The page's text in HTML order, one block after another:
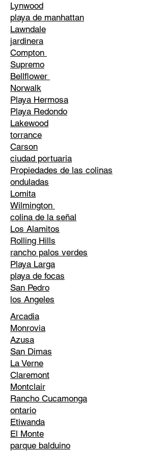
Lynwood
playa de manhattan
Lawndale
jardinera
Compton
Supremo
Bellflower
Norwalk
Playa Hermosa
Playa Redondo
Lakewood
torrance
Carson
ciudad portuaria
Propiedades de las colinas
onduladas
Lomita
Wilmington
colina de la señal
Los Alamitos
Rolling Hills
rancho palos verdes
Playa Larga
playa de focas
San Pedro
los Angeles
Arcadia
Monrovia
Azusa
San Dimas
La Verne
Claremont
Montclair
Rancho Cucamonga
ontario
Etiwanda
El Monte
parque balduino